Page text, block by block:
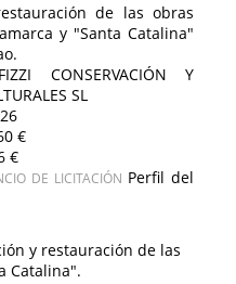
de las obras
y "Santa Catalina"
CONSERVACIÓN Y
SL
€
€
DE LICITACIÓN Perfil del
y restauración de las
Catalina".